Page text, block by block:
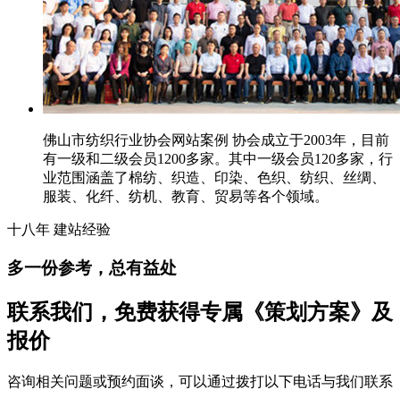
佛山市纺织行业协会网站案例 协会成立于2003年，目前
有一级和二级会员1200多家。其中一级会员120多家，行
业范围涵盖了棉纺、织造、印染、色织、纺织、丝绸、
服装、化纤、纺机、教育、贸易等各个领域。
十八年 建站经验
多一份参考，总有益处
联系我们，免费获得专属《策划方案》及
报价
咨询相关问题或预约面谈，可以通过拨打以下电话与我们联系